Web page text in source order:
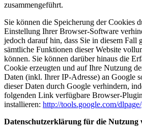
zusammengeführt.
Sie können die Speicherung der Cookies
Einstellung Ihrer Browser-Software
jedoch darauf hin, dass Sie in diesem Fall
sämtliche Funktionen dieser Website
können. Sie können darüber hinaus die
Cookie erzeugten und auf Ihre Nutzung
Daten (inkl. Ihrer IP-Adresse) an Google
dieser Daten durch Google verhindern,
folgenden Link verfügbare Browser-
installieren: http://tools.google.com/
Datenschutzerklärung für die Nutzung